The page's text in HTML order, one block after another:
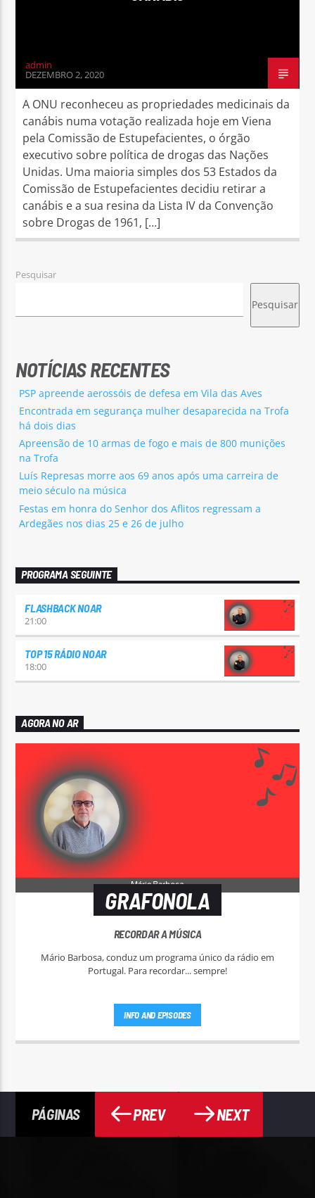
admin
DEZEMBRO 2, 2020
A ONU reconheceu as propriedades medicinais da
canábis numa votação realizada hoje em Viena
pela Comissão de Estupefacientes, o órgão
executivo sobre política de drogas das Nações
Unidas. Uma maioria simples dos 53 Estados da
Comissão de Estupefacientes decidiu retirar a
canábis e a sua resina da Lista IV da Convenção
sobre Drogas de 1961, […]
Pesquisar
Pesquisar
NOTÍCIAS RECENTES
PSP apreende aerossóis de defesa em Vila das Aves
Encontrada em segurança mulher desaparecida na Trofa
há dois dias
Apreensão de 10 armas de fogo e mais de 800 munições
na Trofa
Luís Represas morre aos 69 anos após uma carreira de
meio século na música
Festas em honra do Senhor dos Aflitos regressam a
Ardegães nos dias 25 e 26 de julho
PROGRAMA SEGUINTE
FLASHBACK NOAR
21:00
TOP 15 RÁDIO NOAR
18:00
AGORA NO AR
GRAFONOLA
RECORDAR A MÚSICA
Mário Barbosa, conduz um programa único da rádio em
Portugal. Para recordar... sempre!
INFO AND EPISODES
PÁGINAS PREV NEXT